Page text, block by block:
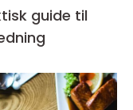
guide til